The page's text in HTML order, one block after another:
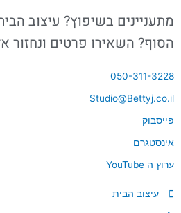
מתעניינים בשיפוץ? עיצוב
הסוף? השאירו פרטים
050-311-3228
Studio@Bettyj.co.il
פייסבוק
אינסטגרם
ערוץ ה YouTube
עיצוב הבית